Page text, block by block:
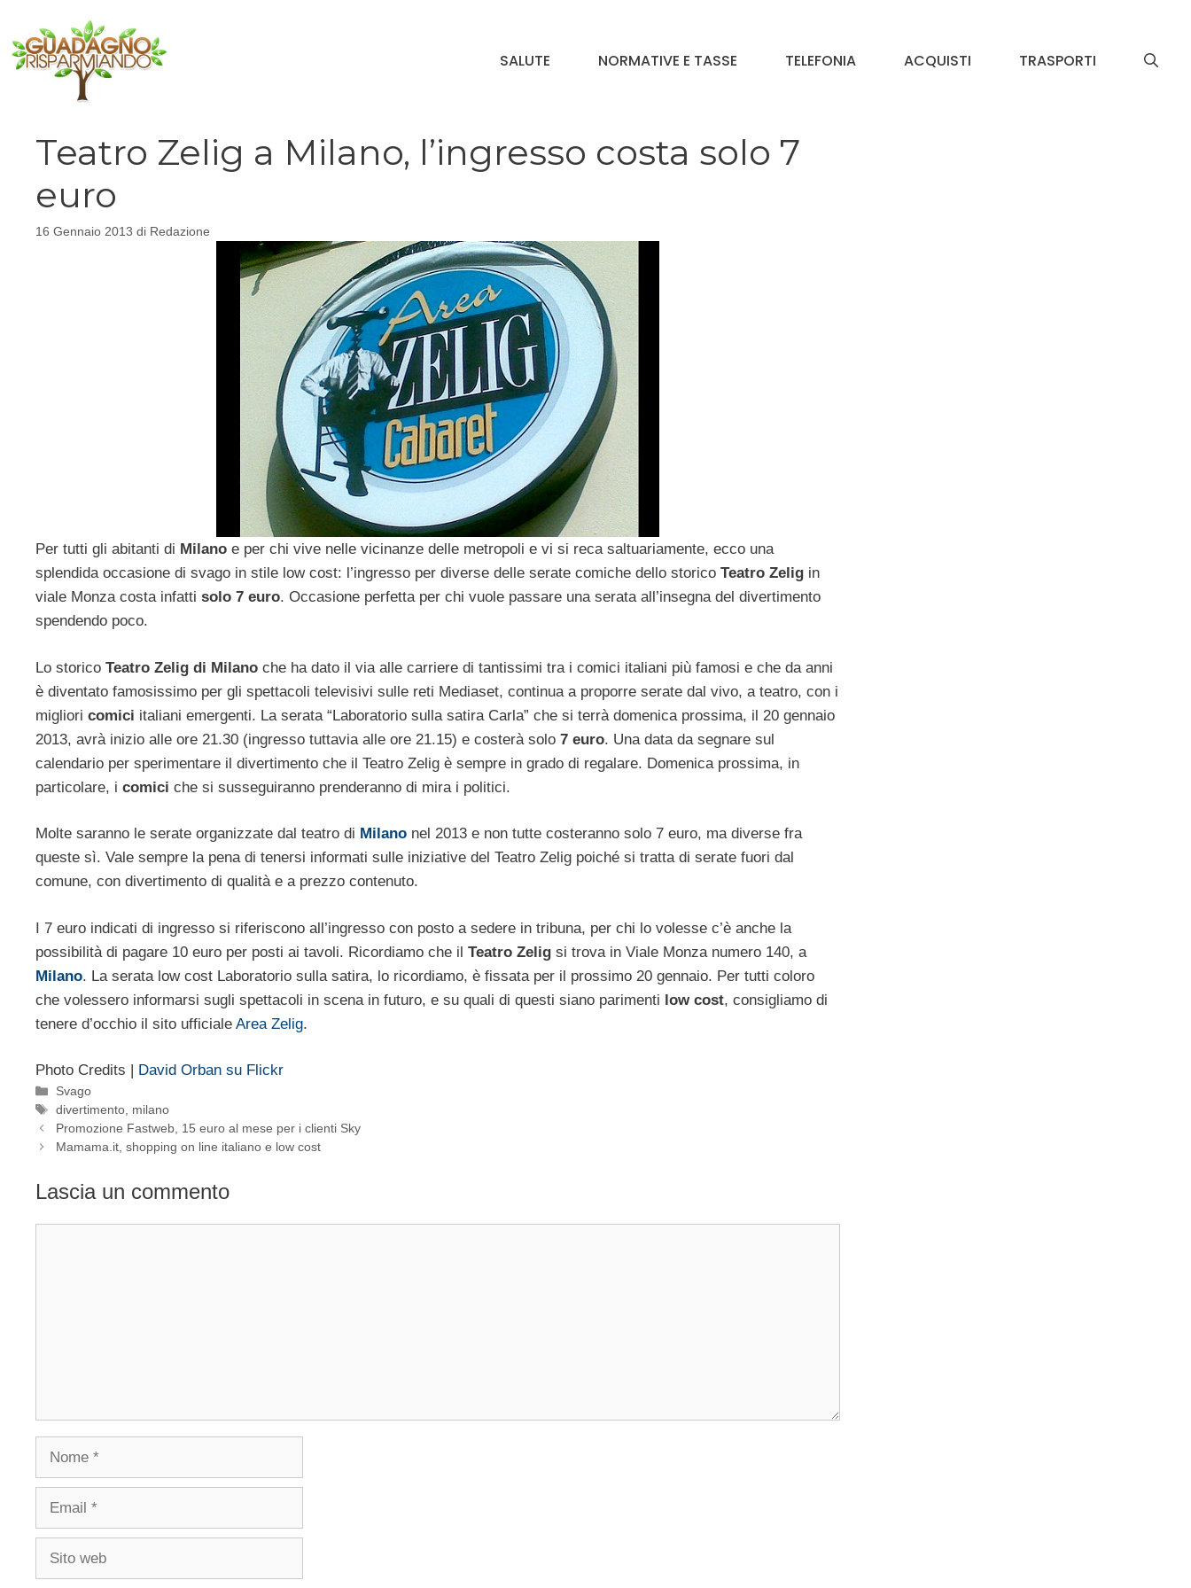
contenuto
SALUTE NORMATIVE E TASSE TELEFONIA ACQUISTI TRASPORTI
Teatro Zelig a Milano, l’ingresso costa solo 7
euro
16 Gennaio 2013 di Redazione
Per tutti gli abitanti di Milano e per chi vive nelle vicinanze delle metropoli e vi si reca saltuariamente, ecco una
splendida occasione di svago in stile low cost: l’ingresso per diverse delle serate comiche dello storico Teatro Zelig in
viale Monza costa infatti solo 7 euro. Occasione perfetta per chi vuole passare una serata all’insegna del divertimento
spendendo poco.
Lo storico Teatro Zelig di Milano che ha dato il via alle carriere di tantissimi tra i comici italiani più famosi e che da anni
è diventato famosissimo per gli spettacoli televisivi sulle reti Mediaset, continua a proporre serate dal vivo, a teatro, con i
migliori comici italiani emergenti. La serata “Laboratorio sulla satira Carla” che si terrà domenica prossima, il 20 gennaio
2013, avrà inizio alle ore 21.30 (ingresso tuttavia alle ore 21.15) e costerà solo 7 euro. Una data da segnare sul
calendario per sperimentare il divertimento che il Teatro Zelig è sempre in grado di regalare. Domenica prossima, in
particolare, i comici che si susseguiranno prenderanno di mira i politici.
Molte saranno le serate organizzate dal teatro di Milano nel 2013 e non tutte costeranno solo 7 euro, ma diverse fra
queste sì. Vale sempre la pena di tenersi informati sulle iniziative del Teatro Zelig poiché si tratta di serate fuori dal
comune, con divertimento di qualità e a prezzo contenuto.
I 7 euro indicati di ingresso si riferiscono all’ingresso con posto a sedere in tribuna, per chi lo volesse c’è anche la
possibilità di pagare 10 euro per posti ai tavoli. Ricordiamo che il Teatro Zelig si trova in Viale Monza numero 140, a
Milano. La serata low cost Laboratorio sulla satira, lo ricordiamo, è fissata per il prossimo 20 gennaio. Per tutti coloro
che volessero informarsi sugli spettacoli in scena in futuro, e su quali di questi siano parimenti low cost, consigliamo di
tenere d’occhio il sito ufficiale Area Zelig.
Photo Credits | David Orban su Flickr
Categorie
Svago
Tag
divertimento, milano
Promozione Fastweb, 15 euro al mese per i clienti Sky
Mamama.it, shopping on line italiano e low cost
Lascia un commento